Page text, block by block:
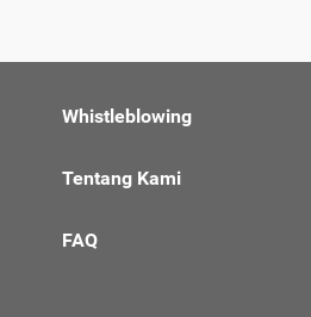
Whistleblowing
Tentang Kami
FAQ